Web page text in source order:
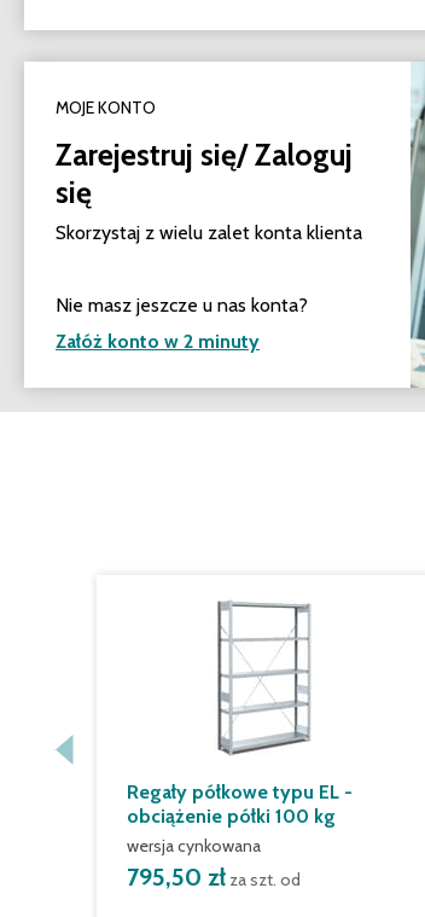
MOJE KONTO
Zarejestruj się/ Zaloguj
się
Skorzystaj z wielu zalet konta klienta
Nie masz jeszcze u nas konta?
Załóż konto w 2 minuty
Regały półkowe typu EL -
obciążenie półki 100 kg
wersja cynkowana
795,50 zł za szt. od